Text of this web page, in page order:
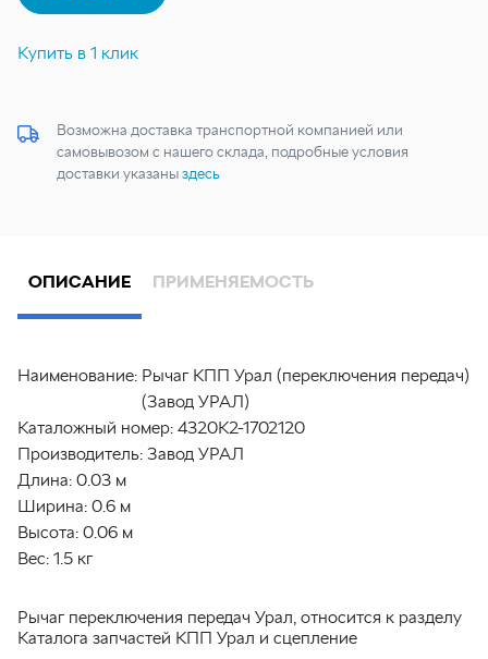
Купить в 1 клик
Возможна доставка транспортной компанией или
самовывозом с нашего склада, подробные условия
доставки указаныздесь
ОПИСАНИЕ ПРИМЕНЯЕМОСТЬ
Наименование: Рычаг КПП Урал (переключения передач)
(Завод УРАЛ)
Каталожный номер: 4320К2-1702120
Производитель: Завод УРАЛ
Длина: 0.03 м
Ширина: 0.6 м
Высота: 0.06 м
Вес: 1.5 кг
Рычаг переключения передач Урал, относится к разделу
Каталога запчастей КПП Урал и сцепление